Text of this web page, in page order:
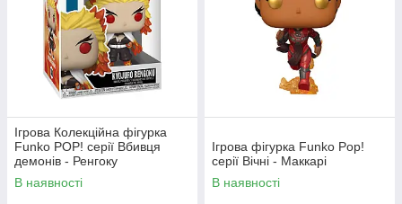
Ігрова Колекційна фігурка
Funko POP! cерії Вбивця
демонів - Ренгоку
В наявності
Ігрова фігурка Funko Pop!
серії Вічні - Маккарі
В наявності